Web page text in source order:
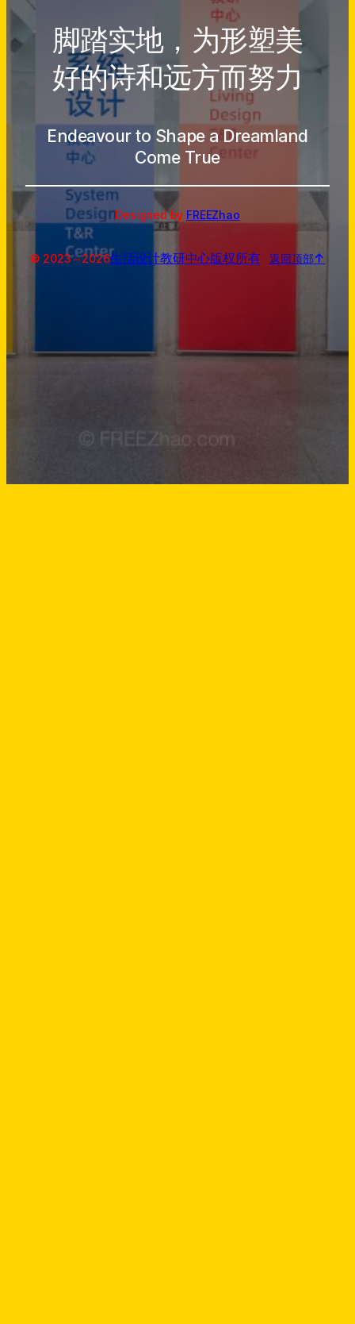
脚踏实地，为形塑美
好的诗和远方而努力
Endeavour to Shape a Dreamland
Come True
Designed by FREEZhao
© 2023～2026生活设计教研中心版权所有 返回顶部↑